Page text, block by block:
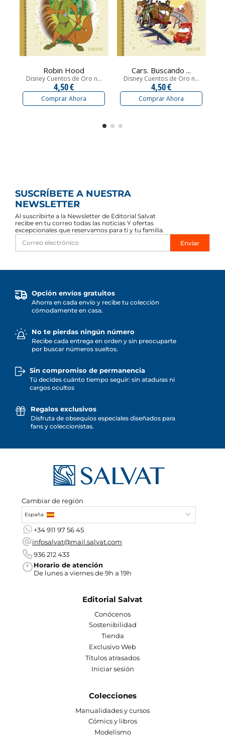
Robin Hood
Disney Cuentos de Oro n...
4,50 €
Comprar Ahora
Cars. Buscando ...
Disney Cuentos de Oro n...
4,50 €
Comprar Ahora
SUSCRÍBETE A NUESTRA
NEWSLETTER
Al suscribirte a la Newsletter de Editorial Salvat
recibe en tu correo todas las noticias Y ofertas
excepcionales que reservamos para ti y tu familia.
Enviar
Opción envíos gratuitos
Ahorra en cada envío y recibe tu colección
cómodamente en casa.
No te pierdas ningún número
Recibe cada entrega en orden y sin preocuparte
por buscar números sueltos.
Sin compromiso de permanencia
Tú decides cuánto tiempo seguir: sin ataduras ni
cargos ocultos
Regalos exclusivos
Disfruta de obsequios especiales diseñados para
fans y coleccionistas.
Cambiar de región
España
+34 911 97 56 45
infosalvat@mail.salvat.com
936 212 433
Horario de atención
De lunes a viernes de 9h a 19h
Editorial Salvat
Conócenos
Sostenibilidad
Tienda
Exclusivo Web
Títulos atrasados
Iniciar sesión
Colecciones
Manualidades y cursos
Cómics y libros
Modelismo